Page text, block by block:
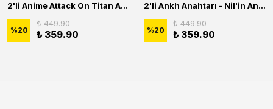
2'li Anime Attack On Titan Acrylic Maria Anime Naruto Erkek Kadın Kolye Seti
%20
₺ 449.90
₺ 359.90
2'li Ankh Anahtarı - Nil'in Anahtarı - Kuru Kafa Erkek Kadın Kolye Seti
%20
₺ 449.90
₺ 359.90